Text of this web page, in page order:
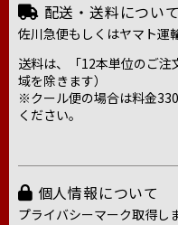
配送・送料について
佐川急便もしくはヤマト運
送料は、「12本単位のご注
域を除きます）
※クール便の場合は料金
ください。
個人情報について
プライバシーマーク取得し